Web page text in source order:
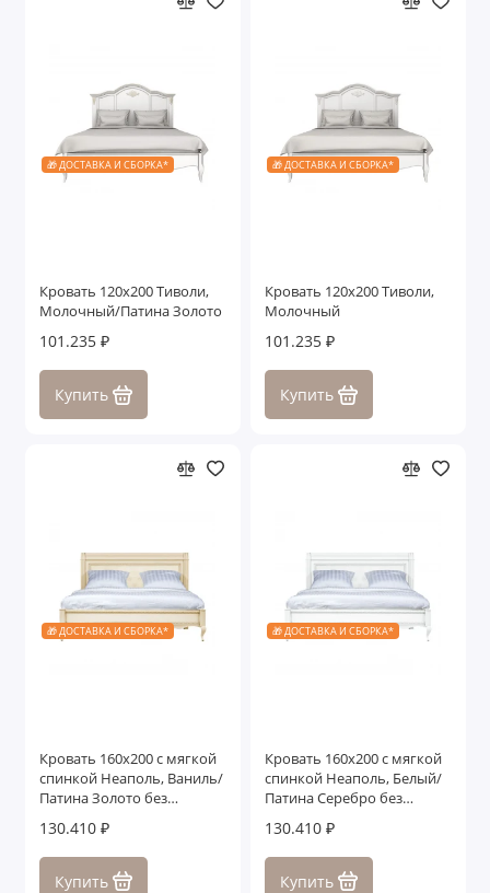
🎁 ДОСТАВКА И СБОРКА*
Кровать 120x200 Тиволи,
Молочный/Патина Золото
101.235 ₽
Купить
🎁 ДОСТАВКА И СБОРКА*
Кровать 120x200 Тиволи,
Молочный
101.235 ₽
Купить
🎁 ДОСТАВКА И СБОРКА*
Кровать 160x200 с мягкой
спинкой Неаполь, Ваниль/
Патина Золото без
130.410 ₽
Купить
🎁 ДОСТАВКА И СБОРКА*
Кровать 160x200 с мягкой
спинкой Неаполь, Белый/
Патина Серебро без
130.410 ₽
Купить